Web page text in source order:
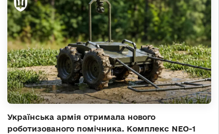
Українська армія отримала нового
роботизованого помічника. Комплекс NEO-1